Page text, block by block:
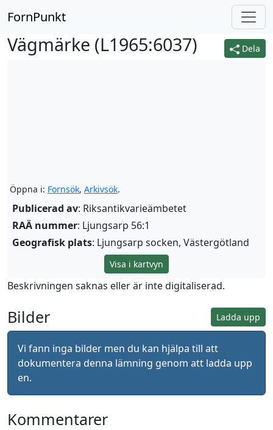
FornPunkt
Dela
Vägmärke (L1965:6037)
Öppna i: Fornsök, Arkivsök.
Publicerad av: Riksantikvarieämbetet
RAÄ nummer: Ljungsarp 56:1
Geografisk plats: Ljungsarp socken, Västergötland
Visa i kartvyn
Beskrivningen saknas eller är inte digitaliserad.
Ladda upp
Bilder
Vi fann inga bilder men du kan hjälpa till att
dokumentera denna lämning genom att ladda upp
en.
Kommentarer